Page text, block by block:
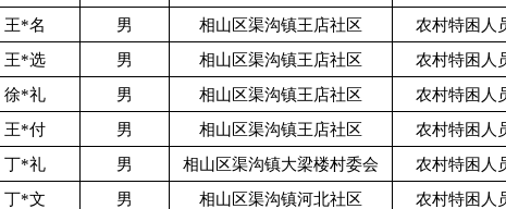
王*名 男 相山区渠沟镇王店社区 农村特困人
王*选 男 相山区渠沟镇王店社区 农村特困人
徐*礼 男 相山区渠沟镇王店社区 农村特困人
王*付 男 相山区渠沟镇王店社区 农村特困人
丁*礼 男 相山区渠沟镇大梁楼村委会 农村特困人
丁*文 男 相山区渠沟镇河北社区 农村特困人